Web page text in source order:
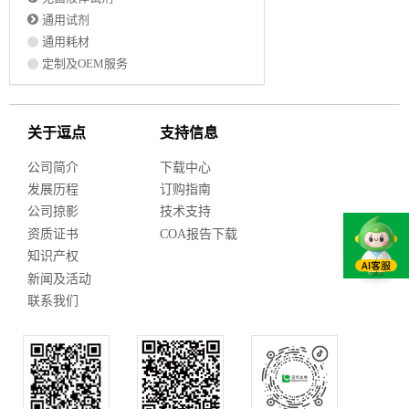
通用试剂
通用耗材
定制及OEM服务
关于逗点
公司简介
发展历程
公司掠影
资质证书
知识产权
新闻及活动
联系我们
支持信息
下载中心
订购指南
技术支持
COA报告下载